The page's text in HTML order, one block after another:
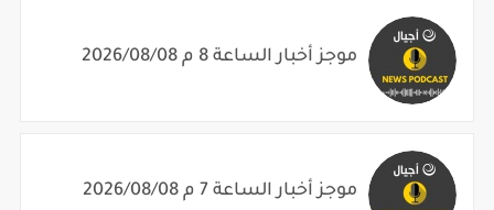
موجز أخبار الساعة 8 م 2026/08/08
موجز أخبار الساعة 7 م 2026/08/08